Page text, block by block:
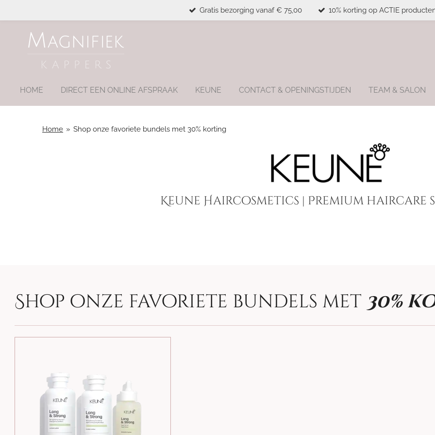
hoofdinhoud
Gratis bezorging vanaf € 75,00 10% korting op ACTIE
HOME DIRECT EEN ONLINE AFSPRAAK KEUNE CONTACT & OPENINGSTIJDEN TEAM & SALON
Home » Shop onze favoriete bundels met 30% korting
Keune Haircosmetics | Premium haircare
Shop onze favoriete bundels met 30%